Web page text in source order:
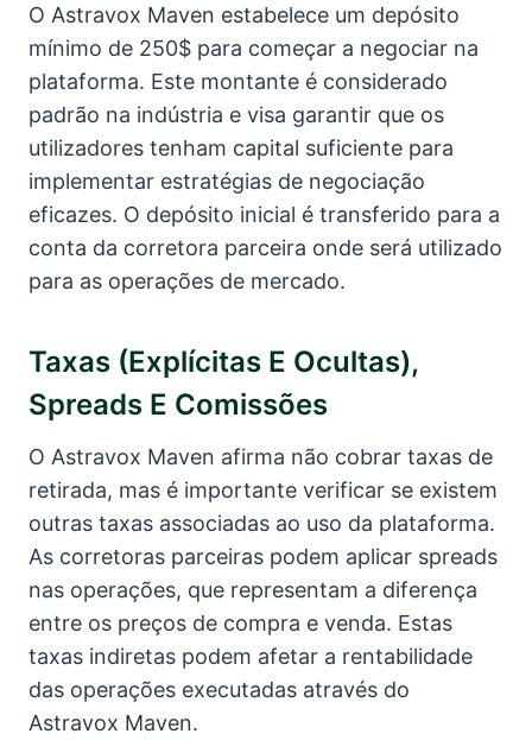
O Astravox Maven estabelece um depósito
mínimo de 250$ para começar a negociar na
plataforma. Este montante é considerado
padrão na indústria e visa garantir que os
utilizadores tenham capital suficiente para
implementar estratégias de negociação
eficazes. O depósito inicial é transferido para a
conta da corretora parceira onde será utilizado
para as operações de mercado.
Taxas (explícitas E Ocultas),
Spreads E Comissões
O Astravox Maven afirma não cobrar taxas de
retirada, mas é importante verificar se existem
outras taxas associadas ao uso da plataforma.
As corretoras parceiras podem aplicar spreads
nas operações, que representam a diferença
entre os preços de compra e venda. Estas
taxas indiretas podem afetar a rentabilidade
das operações executadas através do
Astravox Maven.